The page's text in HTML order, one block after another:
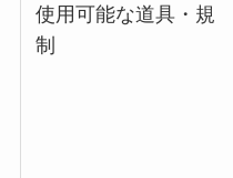
使用可能な道具・規
制